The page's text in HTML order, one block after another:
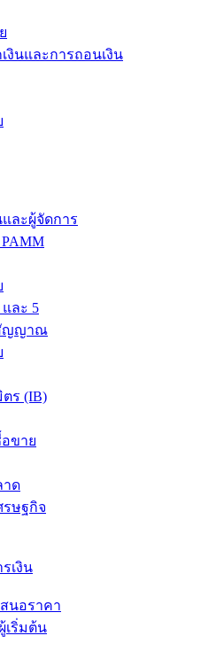
งินและการถอนเงิน
ละผู้จัดการ
ละ 5
ญญาณ
ร (IB)
ขาย
าด
รษฐกิจ
เงิน
นอราคา
เริ่มต้น